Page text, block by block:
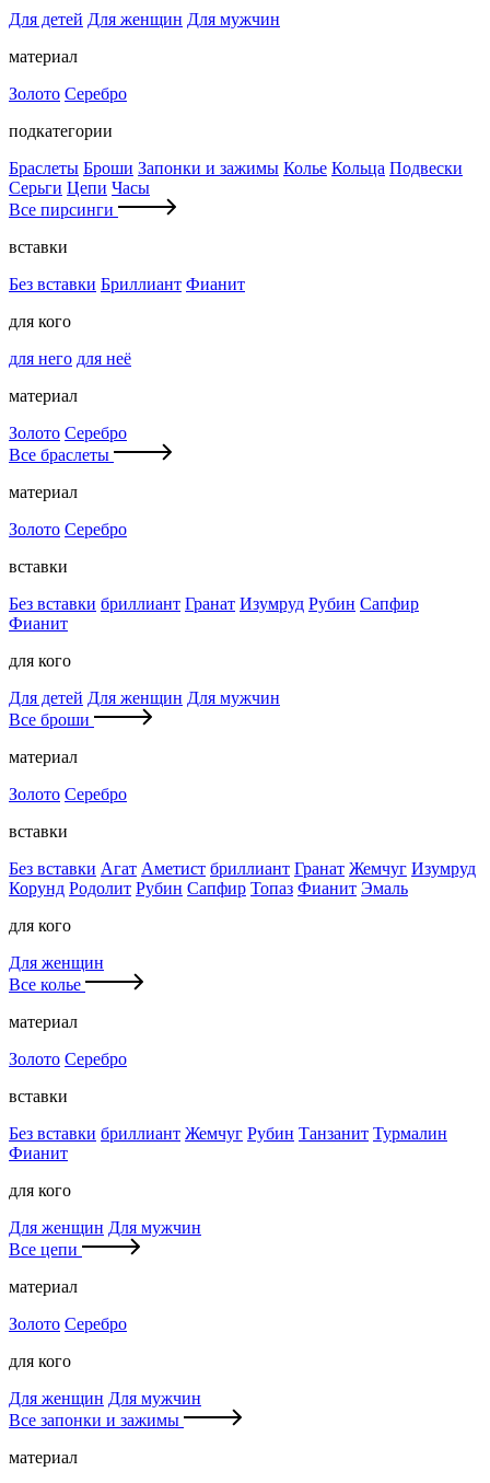
Для детей Для женщин Для мужчин
материал
Золото Серебро
подкатегории
Браслеты Броши Запонки и зажимы Колье Кольца Подвески
Серьги Цепи Часы
Все пирсинги
вставки
Без вставки Бриллиант Фианит
для кого
для него для неё
материал
Золото Серебро
Все браслеты
материал
Золото Серебро
вставки
Без вставки бриллиант Гранат Изумруд Рубин Сапфир
Фианит
для кого
Для детей Для женщин Для мужчин
Все броши
материал
Золото Серебро
вставки
Без вставки Агат Аметист бриллиант Гранат Жемчуг Изумруд
Корунд Родолит Рубин Сапфир Топаз Фианит Эмаль
для кого
Для женщин
Все колье
материал
Золото Серебро
вставки
Без вставки бриллиант Жемчуг Рубин Танзанит Турмалин
Фианит
для кого
Для женщин Для мужчин
Все цепи
материал
Золото Серебро
для кого
Для женщин Для мужчин
Все запонки и зажимы
материал